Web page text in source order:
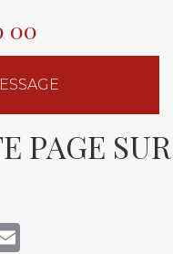
00
PAGE SUR